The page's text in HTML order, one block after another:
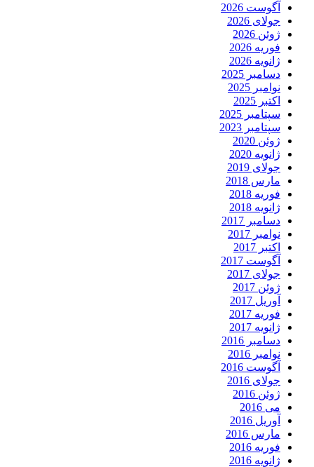
آگوست 2026
جولای 2026
ژوئن 2026
فوریه 2026
ژانویه 2026
دسامبر 2025
نوامبر 2025
اکتبر 2025
سپتامبر 2025
سپتامبر 2023
ژوئن 2020
ژانویه 2020
جولای 2019
مارس 2018
فوریه 2018
ژانویه 2018
دسامبر 2017
نوامبر 2017
اکتبر 2017
آگوست 2017
جولای 2017
ژوئن 2017
آوریل 2017
فوریه 2017
ژانویه 2017
دسامبر 2016
نوامبر 2016
آگوست 2016
جولای 2016
ژوئن 2016
می 2016
آوریل 2016
مارس 2016
فوریه 2016
ژانویه 2016